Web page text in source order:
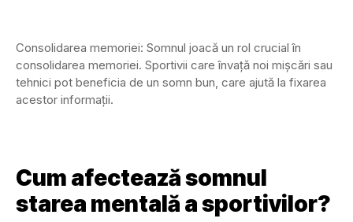
Consolidarea memoriei: Somnul joacă un rol crucial în
consolidarea memoriei. Sportivii care învață noi mișcări sau
tehnici pot beneficia de un somn bun, care ajută la fixarea
acestor informații.
Cum afectează somnul
starea mentală a sportivilor?